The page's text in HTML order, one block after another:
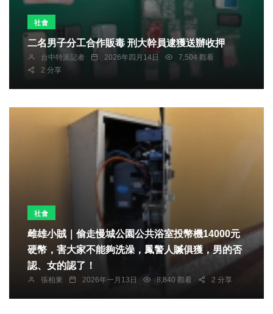
社會
二名男子分工合作販毒 刑大幹員逮獲送辦收押
台中特派記者 2026年四月14日
7,504 觀看
2 分享
社會
雌雄小賊｜偷走慢城公園公共浴室投幣機14000元
硬幣，害大家不能夠洗澡，鳳警人贓俱獲，男的否
認、女的認了！
張柏東 2026年一月13日 8,840 觀看 2 分享